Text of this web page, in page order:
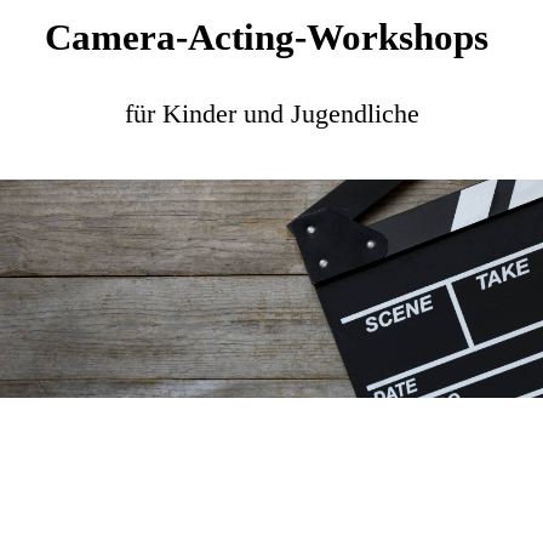
Camera-Acting-Workshops
für Kinder und Jugendliche